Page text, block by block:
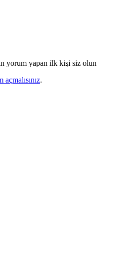
yorum yapan ilk kişi siz olun
açmalısınız.